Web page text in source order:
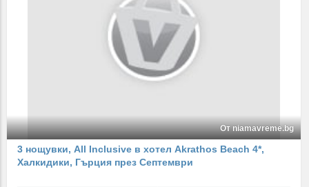
От niamavreme.bg
3 нощувки, All Inclusive в хотел Akrathos Beach 4*,
Халкидики, Гърция през Септември